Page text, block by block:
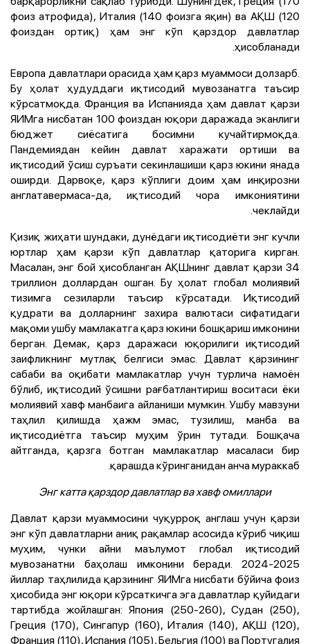
фоиз атрофида), Италия (140 фоизга яқин) ва АҚШ (120
фоиздан ортиқ) ҳам энг кўп қарздор давлатлар
ҳисобланади.
Европа давлатлари орасида ҳам қарз муаммоси долзарб.
Бу ҳолат ҳудуддаги иқтисодий мувозанатга таъсир
кўрсатмоқда. Франция ва Испанияда ҳам давлат қарзи
ЯИМга нисбатан 100 фоиздан юқори даражада эканлиги
бюджет сиёсатига босимни кучайтирмоқда.
Пандемиядан кейин давлат харажати ортиши ва
иқтисодий ўсиш суръати секинлашиши қарз юкини янада
оширди. Дарвоқе, қарз кўплиги доим ҳам инқирозни
англатавермаса-да, иқтисодий чора имкониятини
чеклайди.
Қизиқ жиҳати шундаки, дунёдаги иқтисодиёти энг кучли
юртлар ҳам қарзи кўп давлатлар қаторига кирган.
Масалан, энг бой ҳисобланган АҚШнинг давлат қарзи 34
триллион доллардан ошган. Бу ҳолат глобал молиявий
тизимга сезиларли таъсир кўрсатади. Иқтисодий
қудрати ва долларнинг захира валютаси сифатидаги
мақоми ушбу мамлакатга қарз юкини бошқариш имконини
берган. Демак, қарз даражаси юқорилиги иқтисодий
заифликнинг мутлақ белгиси эмас. Давлат қарзининг
сабаби ва оқибати мамлакатлар учун турлича намоён
бўлиб, иқтисодий ўсишни рағбатлантириш воситаси ёки
молиявий хавф манбаига айланиши мумкин. Ушбу мавзуни
таҳлил қилишда ҳажм эмас, тузилиш, манба ва
иқтисодиётга таъсир муҳим ўрин тутади. Бошқача
айтганда, қарзга ботган мамлакатлар масаласи бир
қарашда кўринганидан анча мураккаб.
Энг катта қарздор давлатлар ва хавф омиллари
Давлат қарзи муаммосини чуқурроқ англаш учун қарзи
энг кўп давлатларни аниқ рақамлар асосида кўриб чиқиш
муҳим, чунки айни маълумот глобал иқтисодий
мувозанатни баҳолаш имконини беради. 2024-2025
йиллар таҳлилида қарзининг ЯИМга нисбати бўйича фоиз
ҳисобида энг юқори кўрсаткичга эга давлатлар қуйидаги
тартибда жойлашган: Япония (250-260), Судан (250),
Греция (170), Сингапур (160), Италия (140), АҚШ (120),
Франция (110), Испания (105), Бельгия (100) ва Португалия